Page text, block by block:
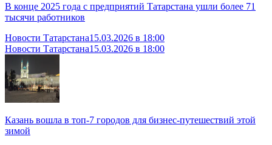
В конце 2025 года с предприятий Татарстана ушли более 71
тысячи работников
Новости Татарстана15.03.2026 в 18:00
Новости Татарстана15.03.2026 в 18:00
Казань вошла в топ‑7 городов для бизнес‑путешествий этой
зимой